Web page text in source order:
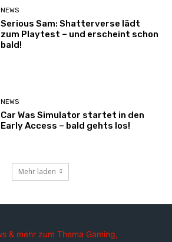
NEWS
Serious Sam: Shatterverse lädt
zum Playtest – und erscheint schon
bald!
NEWS
Car Was Simulator startet in den
Early Access – bald gehts los!
Mehr laden